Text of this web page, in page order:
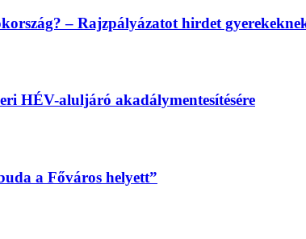
– Rajzpályázatot hirdet
HÉV-aluljáró akadálymentesítésére
a Főváros helyett”